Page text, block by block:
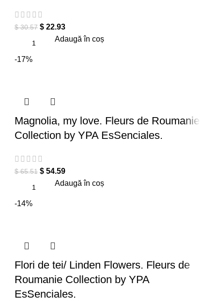
$30.57 $ 22.93
Adaugă în coș
-17%
Magnolia, my love. Fleurs de Roumanie
Collection by YPA EsSenciales.
$65.51 $ 54.59
Adaugă în coș
-14%
Flori de tei/ Linden Flowers. Fleurs de
Roumanie Collection by YPA
EsSenciales.